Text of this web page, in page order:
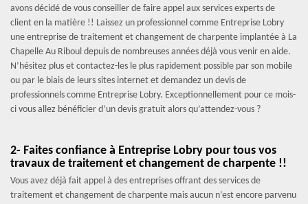
avons décidé de vous conseiller de faire appel aux services experts de
client en la matière !! Laissez un professionnel comme Entreprise Lobry
une entreprise de traitement et changement de charpente implantée à La
Chapelle Au Riboul depuis de nombreuses années déjà vous venir en aide.
N’hésitez plus et contactez-les le plus rapidement possible par son mobile
ou par le biais de leurs sites internet et demandez un devis de
professionnels comme Entreprise Lobry. Exceptionnellement pour ce mois-
ci vous allez bénéficier d’un devis gratuit alors qu’attendez-vous ?
2- Faites confiance à Entreprise Lobry pour tous vos
travaux de traitement et changement de charpente !!
Vous avez déjà fait appel à des entreprises offrant des services de
traitement et changement de charpente mais aucun n’est encore parvenu